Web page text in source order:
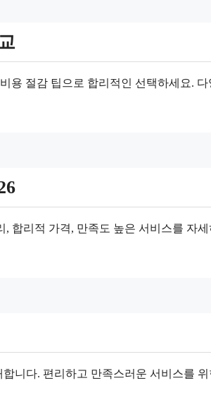
용 절감 팁으로 합리적인 선택하세요. 다
합리적 가격, 만족도 높은 서비스를 자
니다. 편리하고 만족스러운 서비스를